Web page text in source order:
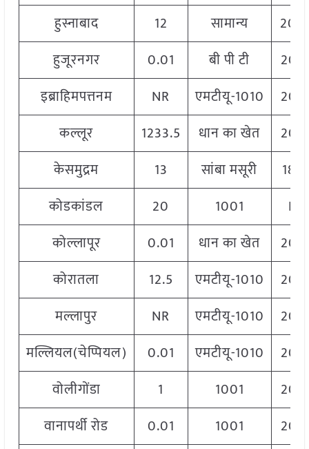
हुस्नाबाद
12 सामान्य
हुजूरनगर
0.01 बी पी टी
इब्राहिमपत्तनम
NR एमटीयू-1010
कल्लूर
1233.5 धान का खेत
केसमुद्रम
13 सांबा मसूरी
कोडकांडल
20 1001
NR
कोल्लापूर
0.01 धान का खेत
कोरातला
12.5 एमटीयू-1010
मल्लापुर
NR एमटीयू-1010
मल्लियल(चेप्पियल)
0.01 एमटीयू-1010
वोलीगोंडा
1 1001
वानापर्थी रोड
0.01 1001